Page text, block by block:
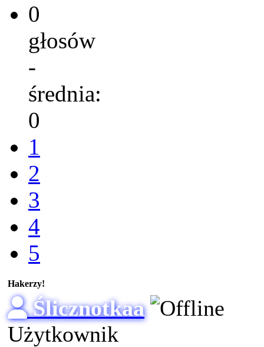
0
głosów
-
średnia:
0
1
2
3
4
5
Hakerzy!
Ślicznotkaa
Użytkownik